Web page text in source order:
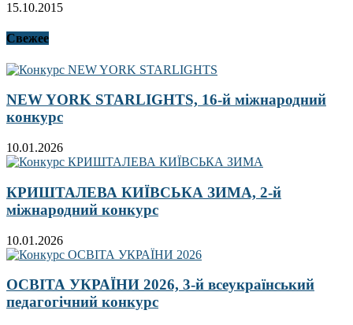
15.10.2015
Свежее
NEW YORK STARLIGHTS, 16-й міжнародний
конкурс
10.01.2026
КРИШТАЛЕВА КИЇВСЬКА ЗИМА, 2-й
міжнародний конкурс
10.01.2026
ОСВІТА УКРАЇНИ 2026, 3-й всеукраїнський
педагогічний конкурс